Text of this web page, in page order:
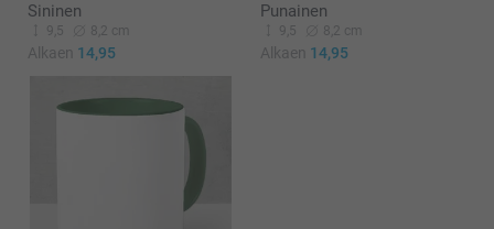
Sininen
9,5 8,2 cm
Alkaen 14,95
Punainen
9,5 8,2 cm
Alkaen 14,95